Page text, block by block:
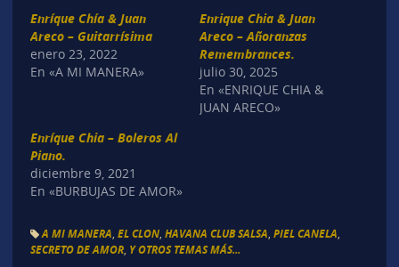
Enríque Chía & Juan
Areco – Guitarrísima
enero 23, 2022
En «A MI MANERA»
Enrique Chia & Juan
Areco – Añoranzas
Remembrances.
julio 30, 2025
En «ENRIQUE CHIA &
JUAN ARECO»
Enríque Chia – Boleros Al
Piano.
diciembre 9, 2021
En «BURBUJAS DE AMOR»
A MI MANERA EL CLON, HAVANA CLUB SALSA PIEL CANELA
SECRETO DE AMOR, Y OTROS TEMAS MÁS...